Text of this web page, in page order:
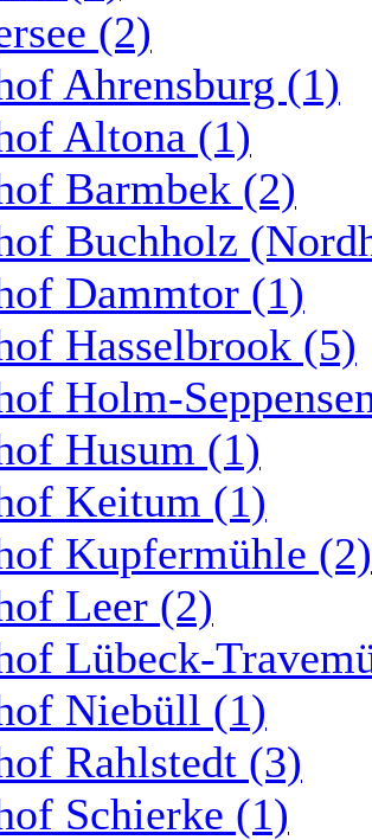
(2)
Ahrensburg (1)
Altona (1)
Barmbek (2)
Buchholz
Dammtor (1)
Hasselbrook (5)
Holm-
Husum (1)
Keitum (1)
Kupfermühle (2)
Leer (2)
Lübeck-
Niebüll (1)
Rahlstedt (3)
Schierke (1)